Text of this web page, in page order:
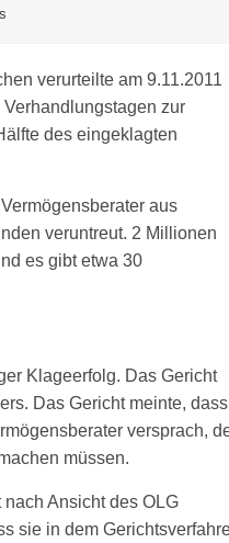
verurteilte am 9.11.2011
zur
des eingeklagten
aus
veruntreut. 2 Millionen
es gibt etwa 30
Klageerfolg. Das Gericht
Das Gericht meinte, dass
versprach,
müssen.
Ansicht des OLG
sie in dem